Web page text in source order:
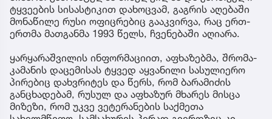
ტყვეების სისასტიკით დახოცვამ, გაგრის აღებაში
მონაწილე რუსი ოფიცრებიც გააკვირვა, რაც ერთ-
ერთმა მათგანმა 1993 წელს, ჩვენებაში აღიარა.
ყარყარაშვილის ინფორმაციით, აფხაზებმა, შრომა-
კამანის დაცემისას ტყვედ აყვანილი სასულიერო
პირებიც დახვრიტეს და წერს, რომ ბარამიძის
განცხადებამ, რუსულ და აფხაზურ მხარეს მისცა
მიზეზი, რომ უკვე ვეტერანების საქმეთა